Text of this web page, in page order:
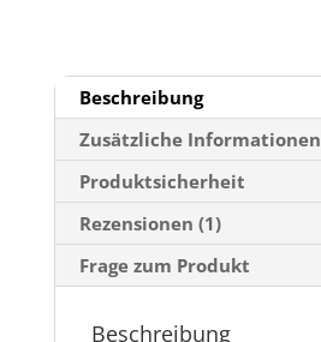
Beschreibung
Zusätzliche Informationen
Produktsicherheit
Rezensionen (1)
Frage zum Produkt
Beschreibung